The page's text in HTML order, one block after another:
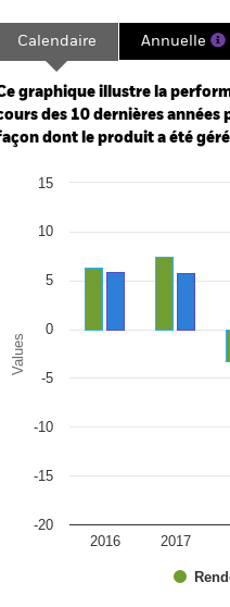
2015-02-01 00:00:00 to 2026-
-30 to 60.
Calendaire Annuelle
graphique illustre la
des 10 dernières années
dont le produit a été
Bar chart with 2 data series.
The chart has 1 Y axis
Values
2016 2017
-20
-15
-10
-5
0
5
10
15